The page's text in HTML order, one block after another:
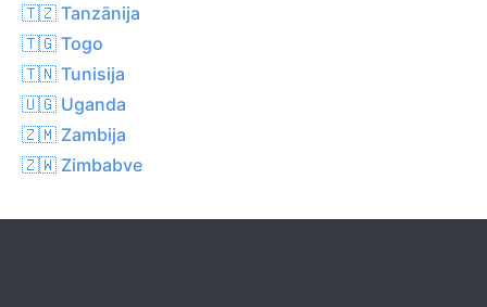
🇹🇿 Tanzānija
🇹🇬 Togo
🇹🇳 Tunisija
🇺🇬 Uganda
🇿🇲 Zambija
🇿🇼 Zimbabve